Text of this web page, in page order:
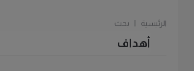
الرئيسية | بحث